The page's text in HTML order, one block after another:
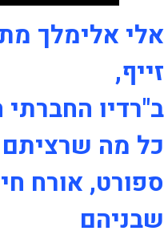
אלי אלימלך
זייף,
ב"רדיו
כל מה
ספורט, אורח
שבניהם